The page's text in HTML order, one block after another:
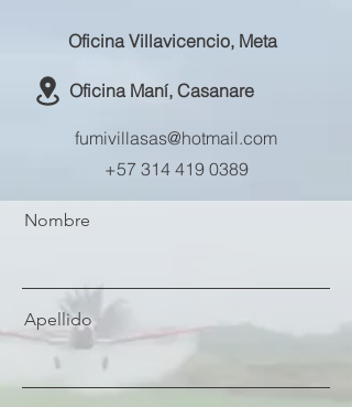
Oficina Villavicencio, Meta
Oficina Maní, Casanare
fumivillasas@hotmail.com
+57 314 419 0389
Nombre
Apellido